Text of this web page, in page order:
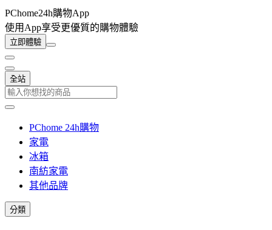
PChome24h購物App
使用App享受更優質的購物體驗
立即體驗
全站
PChome 24h購物
家電
冰箱
南紡家電
其他品牌
分類